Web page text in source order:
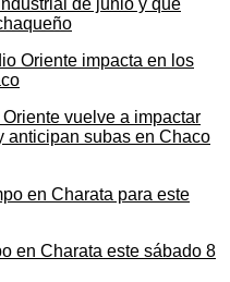
de junio y qué
vuelve a impactar
anticipan subas en Chaco
en Charata este sábado 8